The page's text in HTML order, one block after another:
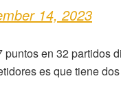
14, 2023
en 32 partidos
es que tiene